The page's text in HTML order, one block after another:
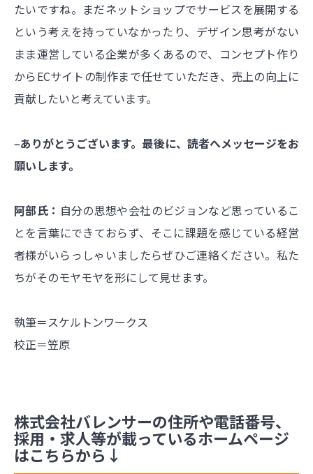
たいですね。まだネットショップでサービスを展開する
という考えを持っていなかったり、デザイン思考がない
まま運営している企業が多くあるので、コンセプト作り
からECサイトの制作まで任せていただき、売上の向上に
貢献したいと考えています。
‒ありがとうございます。最後に、読者へメッセージをお
願いします。
阿部氏： 自分の思想や会社のビジョンなど思っているこ
とを言葉にできておらず、そこに課題を感じている経営
者様がいらっしゃいましたらぜひご連絡ください。私た
ちがそのモヤモヤを形にして見せます。
執筆＝スケルトンワークス
校正＝笠原
株式会社バレンサーの住所や電話番号、
採用・求人等が載っているホームページ
はこちらから↓